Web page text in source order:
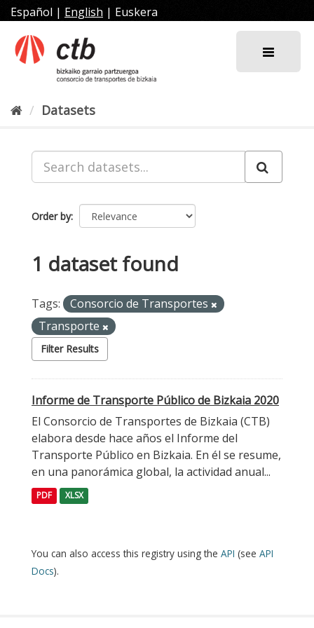
Skip
to
content
Español | English | Euskera
Datasets
Order by
1 dataset found
Tags:
Consorcio de Transportes
Transporte
Filter Results
Informe de Transporte Público de Bizkaia 2020
El Consorcio de Transportes de Bizkaia (CTB)
elabora desde hace años el Informe del
Transporte Público en Bizkaia. En él se resume,
en una panorámica global, la actividad anual...
PDF XLSX
You can also access this registry using the API (see API
Docs).